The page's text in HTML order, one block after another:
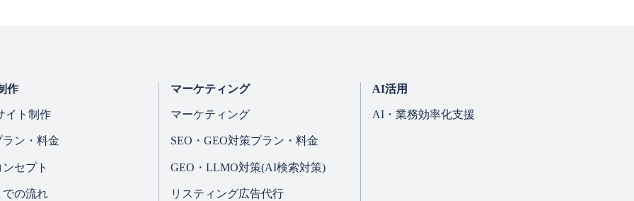
法律に定めのある場合を除き、本人の同意なく取得しません。
その他の規範の遵守
をはじめとする関係法令、行政ガイドライン等を遵守します。
作
イト制作
ラン・料金
セプト
での流れ
マーケティング
マーケティング
SEO・GEO対策プラン・料金
GEO・LLMO対策(AI検索対策)
リスティング広告代行
AI活用
AI・業務効率化支援